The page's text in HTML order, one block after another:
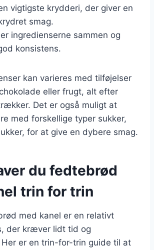
vigtigste krydderi, der giver en
smag.
ingredienserne sammen og
konsistens.
kan varieres med tilføjelser
eller frugt, alt efter
Det er også muligt at
med forskellige typer sukker,
for at give en dybere smag.
du fedtebrød
trin for trin
med kanel er en relativt
der kræver lidt tid og
er en trin-for-trin guide til at